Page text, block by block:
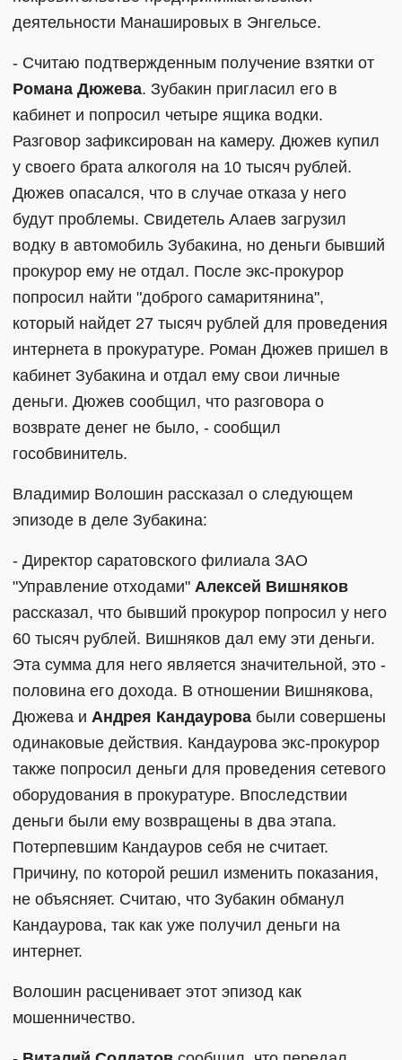
деятельности Манашировых в Энгельсе.
- Считаю подтвержденным получение взятки от
Романа Дюжева. Зубакин пригласил его в
кабинет и попросил четыре ящика водки.
Разговор зафиксирован на камеру. Дюжев купил
у своего брата алкоголя на 10 тысяч рублей.
Дюжев опасался, что в случае отказа у него
будут проблемы. Свидетель Алаев загрузил
водку в автомобиль Зубакина, но деньги бывший
прокурор ему не отдал. После экс-прокурор
попросил найти "доброго самаритянина",
который найдет 27 тысяч рублей для проведения
интернета в прокуратуре. Роман Дюжев пришел в
кабинет Зубакина и отдал ему свои личные
деньги. Дюжев сообщил, что разговора о
возврате денег не было, - сообщил
гособвинитель.
Владимир Волошин рассказал о следующем
эпизоде в деле Зубакина:
- Директор саратовского филиала ЗАО
"Управление отходами" Алексей Вишняков
рассказал, что бывший прокурор попросил у него
60 тысяч рублей. Вишняков дал ему эти деньги.
Эта сумма для него является значительной, это -
половина его дохода. В отношении Вишнякова,
Дюжева и Андрея Кандаурова были совершены
одинаковые действия. Кандаурова экс-прокурор
также попросил деньги для проведения сетевого
оборудования в прокуратуре. Впоследствии
деньги были ему возвращены в два этапа.
Потерпевшим Кандауров себя не считает.
Причину, по которой решил изменить показания,
не объясняет. Считаю, что Зубакин обманул
Кандаурова, так как уже получил деньги на
интернет.
Волошин расценивает этот эпизод как
мошенничество.